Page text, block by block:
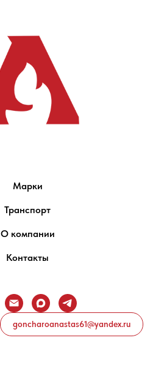
Марки
Транспорт
О компании
Контакты
goncharoanastas61@yandex.ru